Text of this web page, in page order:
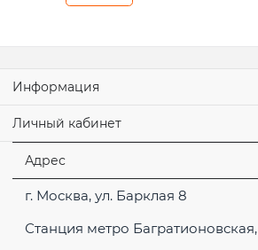
Информация
Личный кабинет
Адрес
г. Москва, ул. Барклая 8
Станция метро Багратионовская,